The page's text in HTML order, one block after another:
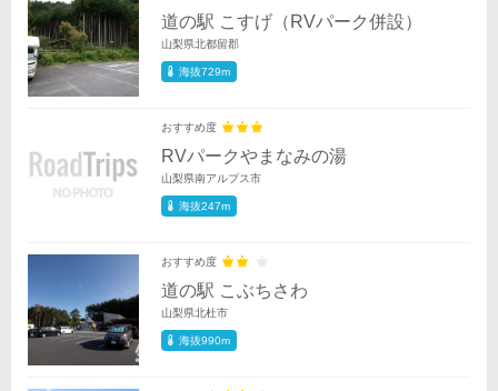
道の駅 こすげ（RVパーク併設）
山梨県北都留郡
海抜729m
おすすめ度
RVパークやまなみの湯
山梨県南アルプス市
海抜247m
おすすめ度
道の駅 こぶちさわ
山梨県北杜市
海抜990m